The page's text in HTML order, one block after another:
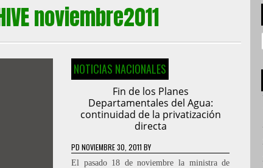
noviembre2011
NOTICIAS NACIONALES
Fin de los Planes
Departamentales del Agua:
continuidad de la privatización
directa
PD NOVIEMBRE 30, 2011 BY
El pasado 18 de noviembre la ministra de